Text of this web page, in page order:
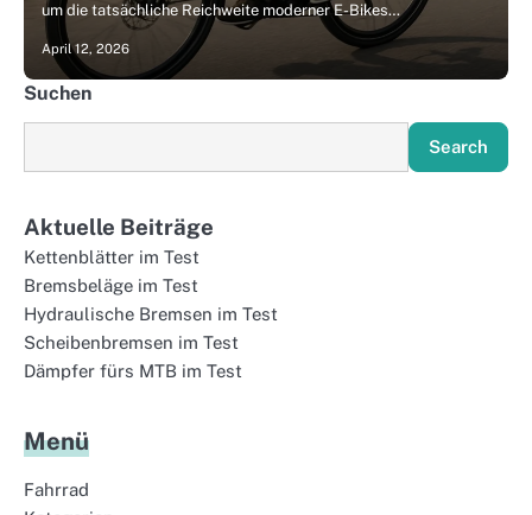
um die tatsächliche Reichweite moderner E-Bikes…
April 12, 2026
Suchen
Search
Aktuelle Beiträge
Kettenblätter im Test
Bremsbeläge im Test
Hydraulische Bremsen im Test
Scheibenbremsen im Test
Dämpfer fürs MTB im Test
Menü
Fahrrad